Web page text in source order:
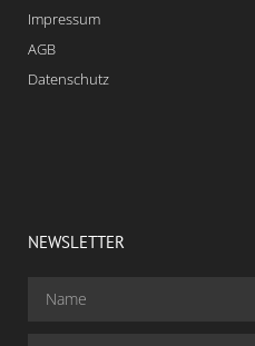
Impressum
AGB
Datenschutz
NEWSLETTER